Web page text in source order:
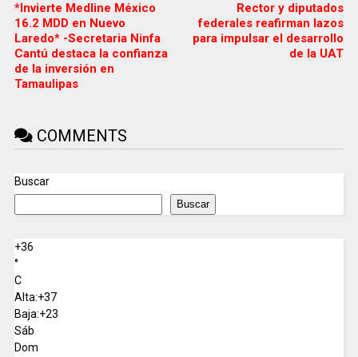
*Invierte Medline México
16.2 MDD en Nuevo
Laredo* -Secretaria Ninfa
Cantú destaca la confianza
de la inversión en
Tamaulipas
Rector y diputados
federales reafirman lazos
para impulsar el desarrollo
de la UAT
COMMENTS
Buscar
Buscar
+36
°
C
Alta:+37
Baja:+23
Sáb
Dom